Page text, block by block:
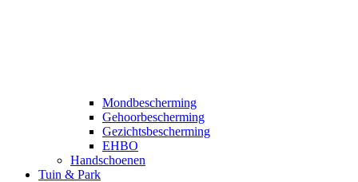
Mondbescherming
Gehoorbescherming
Gezichtsbescherming
EHBO
Handschoenen
Tuin & Park